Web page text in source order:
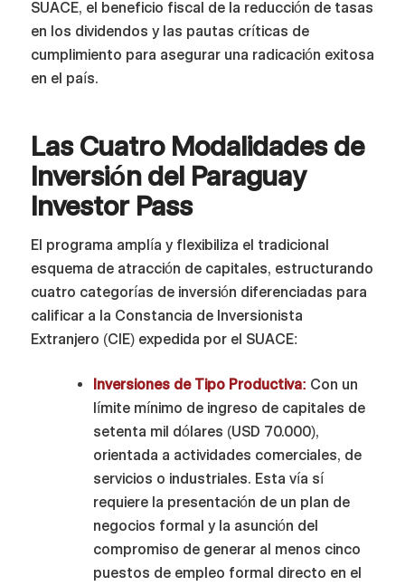
SUACE, el beneficio fiscal de la reducción de tasas
en los dividendos y las pautas críticas de
cumplimiento para asegurar una radicación exitosa
en el país.
Las Cuatro Modalidades de
Inversión del Paraguay
Investor Pass
El programa amplía y flexibiliza el tradicional
esquema de atracción de capitales, estructurando
cuatro categorías de inversión diferenciadas para
calificar a la Constancia de Inversionista
Extranjero (CIE) expedida por el SUACE:
Inversiones de Tipo Productiva: Con un
límite mínimo de ingreso de capitales de
setenta mil dólares (USD 70.000),
orientada a actividades comerciales, de
servicios o industriales. Esta vía sí
requiere la presentación de un plan de
negocios formal y la asunción del
compromiso de generar al menos cinco
puestos de empleo formal directo en el